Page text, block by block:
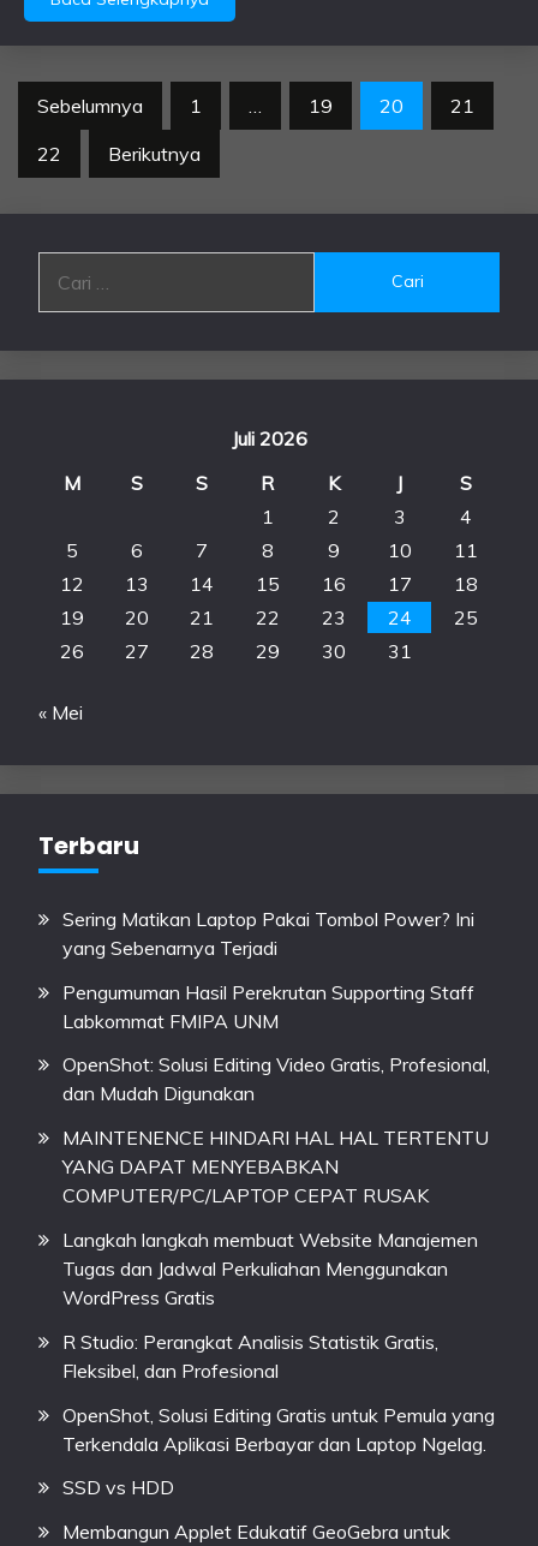
Paginasi
pos
Sebelumnya 1 … 19 20
21
22
Berikutnya
untuk:
Juli 2026
M
S S R K J
S
1
2 3
4
5
6 7 8 9 10
11
12
13 14 15 16 17
18
19
20 21 22 23 24
25
26
27 28 29 30 31
« Mei
Terbaru
Sering Matikan Laptop Pakai Tombol Power? Ini
yang Sebenarnya Terjadi
Pengumuman Hasil Perekrutan Supporting Staff
Labkommat FMIPA UNM
OpenShot: Solusi Editing Video Gratis, Profesional,
dan Mudah Digunakan
MAINTENENCE HINDARI HAL HAL TERTENTU
YANG DAPAT MENYEBABKAN
COMPUTER/PC/LAPTOP CEPAT RUSAK
Langkah langkah membuat Website Manajemen
Tugas dan Jadwal Perkuliahan Menggunakan
WordPress Gratis
R Studio: Perangkat Analisis Statistik Gratis,
Fleksibel, dan Profesional
OpenShot, Solusi Editing Gratis untuk Pemula yang
Terkendala Aplikasi Berbayar dan Laptop Ngelag.
SSD vs HDD
Membangun Applet Edukatif GeoGebra untuk